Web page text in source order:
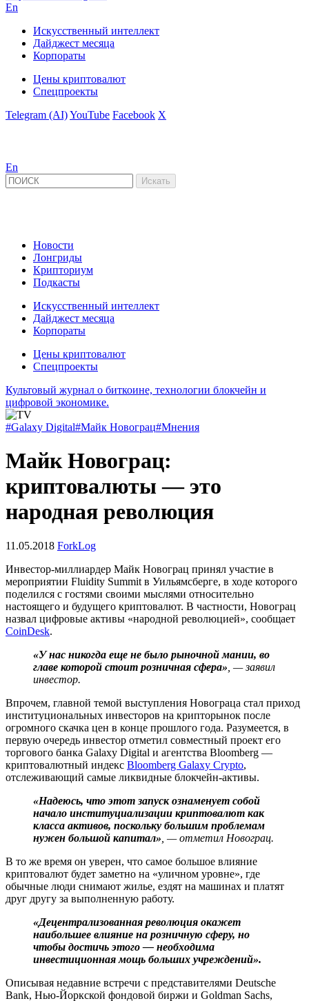
En
Искусственный интеллект
Дайджест месяца
Корпораты
Цены криптовалют
Спецпроекты
Telegram (AI)YouTube Facebook X
En
Новости
Лонгриды
Крипториум
Подкасты
Искусственный интеллект
Дайджест месяца
Корпораты
Цены криптовалют
Спецпроекты
Культовый журнал о биткоине, технологии блокчейн и
цифровой экономике.
#Galaxy Digital#Майк Новограц#Мнения
Майк Новограц:
криптовалюты — это
народная революция
11.05.2018 ForkLog
Инвестор-миллиардер Майк Новограц принял участие в
мероприятии Fluidity Summit в Уильямсберге, в ходе которого
поделился с гостями своими мыслями относительно
настоящего и будущего криптовалют. В частности, Новограц
назвал цифровые активы «народной революцией», сообщает
CoinDesk.
«У нас никогда еще не было рыночной мании, во
главе которой стоит розничная сфера» , — заявил
инвестор.
Впрочем, главной темой выступления Новограца стал приход
институциональных инвесторов на крипторынок после
огромного скачка цен в конце прошлого года. Разумеется, в
первую очередь инвестор отметил совместный проект его
торгового банка Galaxy Digital и агентства Bloomberg —
криптовалютный индекс Bloomberg Galaxy Crypto,
отслеживающий самые ликвидные блокчейн-активы.
«Надеюсь, что этот запуск ознаменует собой
начало институциализации криптовалют как
класса активов, поскольку большим проблемам
нужен большой капитал» , — отметил Новограц.
В то же время он уверен, что самое большое влияние
криптовалют будет заметно на «уличном уровне», где
обычные люди снимают жилье, ездят на машинах и платят
друг другу за выполненную работу.
«Децентрализованная революция окажет
наибольшее влияние на розничную сферу, но
чтобы достичь этого — необходима
инвестиционная мощь больших учреждений».
Описывая недавние встречи с представителями Deutsche
Bank, Нью-Йоркской фондовой биржи и Goldman Sachs,